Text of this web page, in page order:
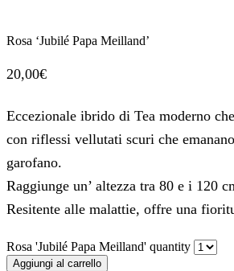
Rosa ‘Jubilé Papa Meilland’
20,00€
Eccezionale ibrido di Tea moderno
con riflessi vellutati scuri che
garofano.
Raggiunge un’ altezza tra 80 e i 120
Resitente alle malattie, offre una
Rosa 'Jubilé Papa Meilland' quantity
Aggiungi al carrello